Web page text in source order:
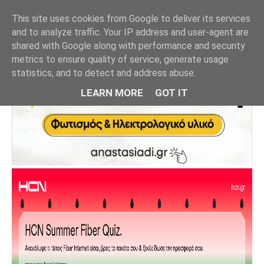
This site uses cookies from Google to deliver its services
and to analyze traffic. Your IP address and user-agent are
shared with Google along with performance and security
metrics to ensure quality of service, generate usage
statistics, and to detect and address abuse.
LEARN MORE GOT IT